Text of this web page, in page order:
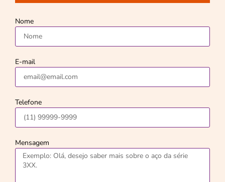
Nome
E-mail
Telefone
Mensagem